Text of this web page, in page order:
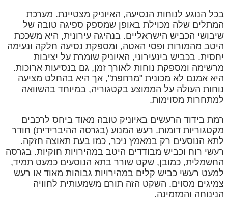
בכל הנוגע לנוחות הנסיעה, האיוניק מצטיינת. מערכת
המתלים שלה מכוילת באופן שמספק ספיגה טובה של
שיבושי הכביש הישראליים. בנהיגה עירונית, היא משככת
היטב מהמורות ופסי האטה, ומספקת נסיעה חלקה ונעימה
יחסית. בכביש בינעירוני, האיוניק שומרת על יציבות
מרשימה ומספקת נוחות לאורך זמן, גם בנסיעות ארוכות.
היא אמנם לא מכונית "מרחפת", אך היא בהחלט מציעה
נוחות העולה על הממוצע בקטגוריה, במיוחד בהשוואה
למתחרות מסוימות.
רמת בידוד הרעשים באיוניק טובה מאוד ביחס לרכבים
מקטגוריות דומות. רעש המנוע (בגרסה ההיברידית) חודר
לתא הנוסעים רק במאמץ ניכר, כמו בעת תאוצה חזקה.
רעשי רוח וכביש מבודדים היטב במהירויות חוקיות. בגרסה
החשמלית, כמובן, שקט שורר בתא הנוסעים כמעט תמיד,
למעט רעשי כביש קלים במהירויות גבוהות מאוד או רעש
צמיגים מסוים. השקט הזה תורם משמעותית לחוויה
הנינוחה והמזמינה.